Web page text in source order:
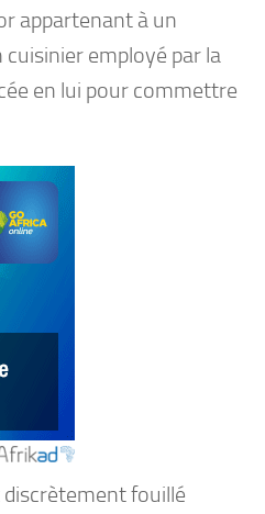
appartenant à un
employé par la
en lui pour commettre
discrètement fouillé